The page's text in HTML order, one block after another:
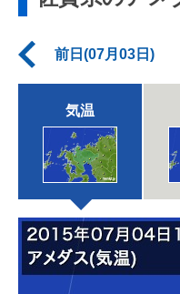
前日(07月03日)
気温